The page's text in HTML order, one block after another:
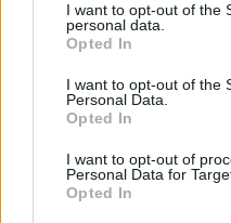
I want to opt-out of the
personal data.
Opted In
I want to opt-out of the
Personal Data.
Opted In
I want to opt-out of
Personal Data for
Opted In
Ανακάλυψα αυτό
καθαρισμό του